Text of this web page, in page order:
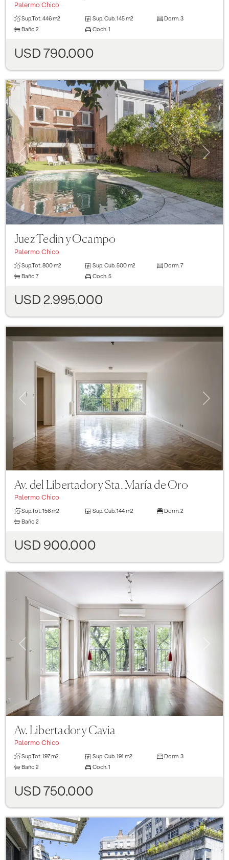
Palermo Chico
Sup.Tot.446 m2 Sup. Cub. 145 m2 Dorm. 3
Baño 2 Coch. 1
USD 790.000
Previous Next
Juez Tedin y Ocampo
Palermo Chico
Sup.Tot. 800 m2 Sup. Cub. 500 m2 Dorm. 7
Baño 7 Coch. 5
USD 2.995.000
Previous
Av. del Libertador y Sta. María de Oro
Palermo Chico
Sup.Tot. 156 m2 Sup. Cub. 144 m2 Dorm. 2
Baño 2
USD 900.000
Previous
Av. Libertador y Cavia
Palermo Chico
Sup.Tot. 197 m2 Sup. Cub. 191 m2 Dorm. 3
Baño 2 Coch. 1
USD 750.000